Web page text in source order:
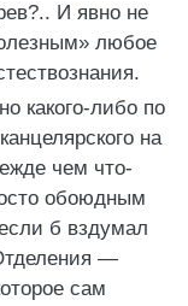
И явно не
любое
какого-либо по
на
чем что-
обоюдным
б вздумал
—
сам